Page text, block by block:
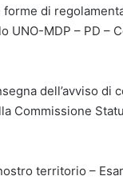
forme di
UNO-MDP – PD –
dell’avviso di
Commissione
territorio –